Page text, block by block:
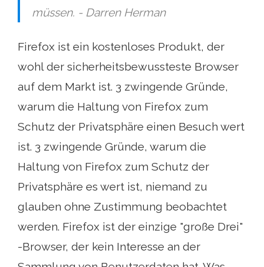
müssen. - Darren Herman
Firefox ist ein kostenloses Produkt, der
wohl der sicherheitsbewussteste Browser
auf dem Markt ist. 3 zwingende Gründe,
warum die Haltung von Firefox zum
Schutz der Privatsphäre einen Besuch wert
ist. 3 zwingende Gründe, warum die
Haltung von Firefox zum Schutz der
Privatsphäre es wert ist, niemand zu
glauben ohne Zustimmung beobachtet
werden. Firefox ist der einzige "große Drei"
-Browser, der kein Interesse an der